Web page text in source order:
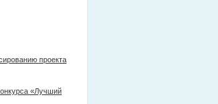
проекта
«Лучший